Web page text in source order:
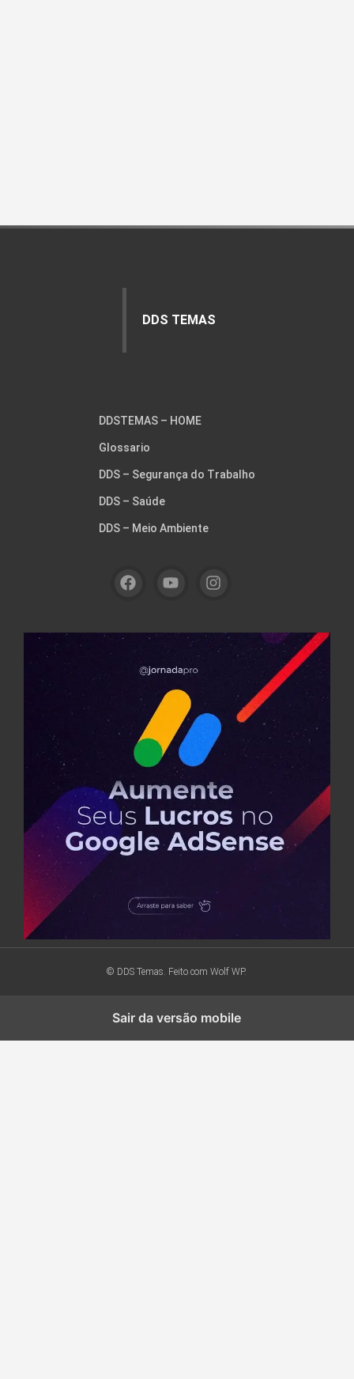
DDS TEMAS
DDSTEMAS – HOME
Glossario
DDS – Segurança do Trabalho
DDS – Saúde
DDS – Meio Ambiente
© DDS Temas. Feito comWolf WP.
Sair da versão mobile